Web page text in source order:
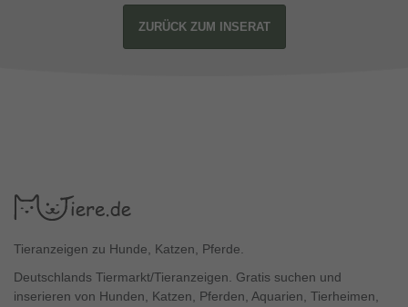
ZURÜCK ZUM INSERAT
Tieranzeigen zu Hunde, Katzen, Pferde.
Deutschlands Tiermarkt/Tieranzeigen. Gratis suchen und
inserieren von Hunden, Katzen, Pferden, Aquarien, Tierheimen,